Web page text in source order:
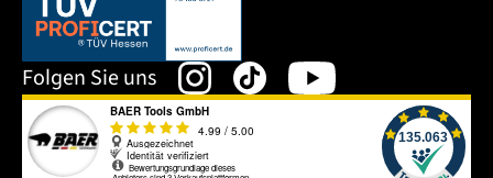
Dieser Link öffnet sich in einem neuen Tab.
Folgen Sie uns